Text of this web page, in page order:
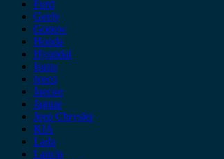
Ford
Geely
Gonow
Honda
Hyundai
Isuzu
iveco
Jaecoo
Jaguar
Jeep Chrysler
KIA
Lada
Lancia